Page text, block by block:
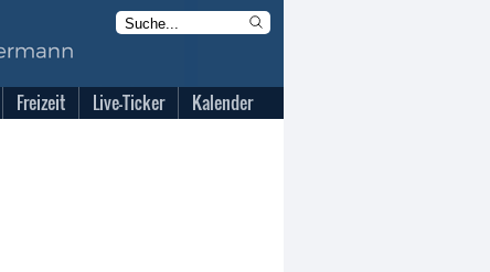
Freizeit Live-Ticker Kalender